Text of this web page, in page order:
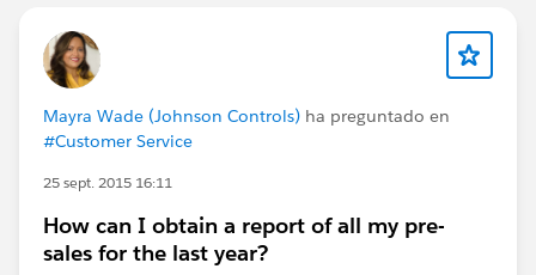
Mayra Wade (Johnson Controls) ha preguntado en
#Customer Service
25 sept. 2015 16:11
How can I obtain a report of all my pre-
sales for the last year?